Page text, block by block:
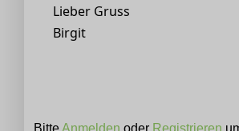
Lieber Gruss
Birgit
BitteAnmelden oder Registrieren